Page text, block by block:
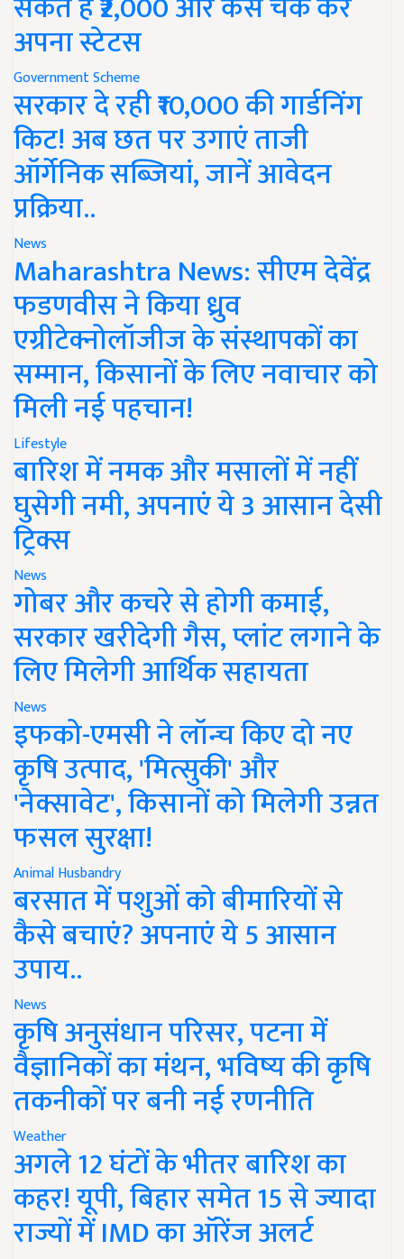
अपना स्टेटस
Government Scheme
सरकार दे रही ₹10,000 की गार्डनिंग
किट! अब छत पर उगाएं ताजी
ऑर्गेनिक सब्जियां, जानें आवेदन
प्रक्रिया..
News
Maharashtra News: सीएम देवेंद्र
फडणवीस ने किया ध्रुव
एग्रीटेक्नोलॉजीज के संस्थापकों का
सम्मान, किसानों के लिए नवाचार को
मिली नई पहचान!
Lifestyle
बारिश में नमक और मसालों में नहीं
घुसेगी नमी, अपनाएं ये 3 आसान देसी
ट्रिक्स
News
गोबर और कचरे से होगी कमाई,
सरकार खरीदेगी गैस, प्लांट लगाने के
लिए मिलेगी आर्थिक सहायता
News
इफको-एमसी ने लॉन्च किए दो नए
कृषि उत्पाद, 'मित्सुकी' और
'नेक्सावेट', किसानों को मिलेगी उन्नत
फसल सुरक्षा!
Animal Husbandry
बरसात में पशुओं को बीमारियों से
कैसे बचाएं? अपनाएं ये 5 आसान
उपाय..
News
कृषि अनुसंधान परिसर, पटना में
वैज्ञानिकों का मंथन, भविष्य की कृषि
तकनीकों पर बनी नई रणनीति
Weather
अगले 12 घंटों के भीतर बारिश का
कहर! यूपी, बिहार समेत 15 से ज्यादा
राज्यों में IMD का ऑरेंज अलर्ट